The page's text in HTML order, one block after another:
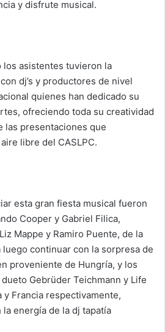
y disfrute musical.
asistentes tuvieron la
dj’s y productores de nivel
quienes han dedicado su
ofreciendo toda su creatividad
las presentaciones que
libre del CASLPC.
esta gran fiesta musical fueron
Cooper y Gabriel Filica,
Mappe y Ramiro Puente, de la
continuar con la sorpresa de
proveniente de Hungría, y los
Gebrüder Teichmann y Life
Francia respectivamente,
energía de la dj tapatía